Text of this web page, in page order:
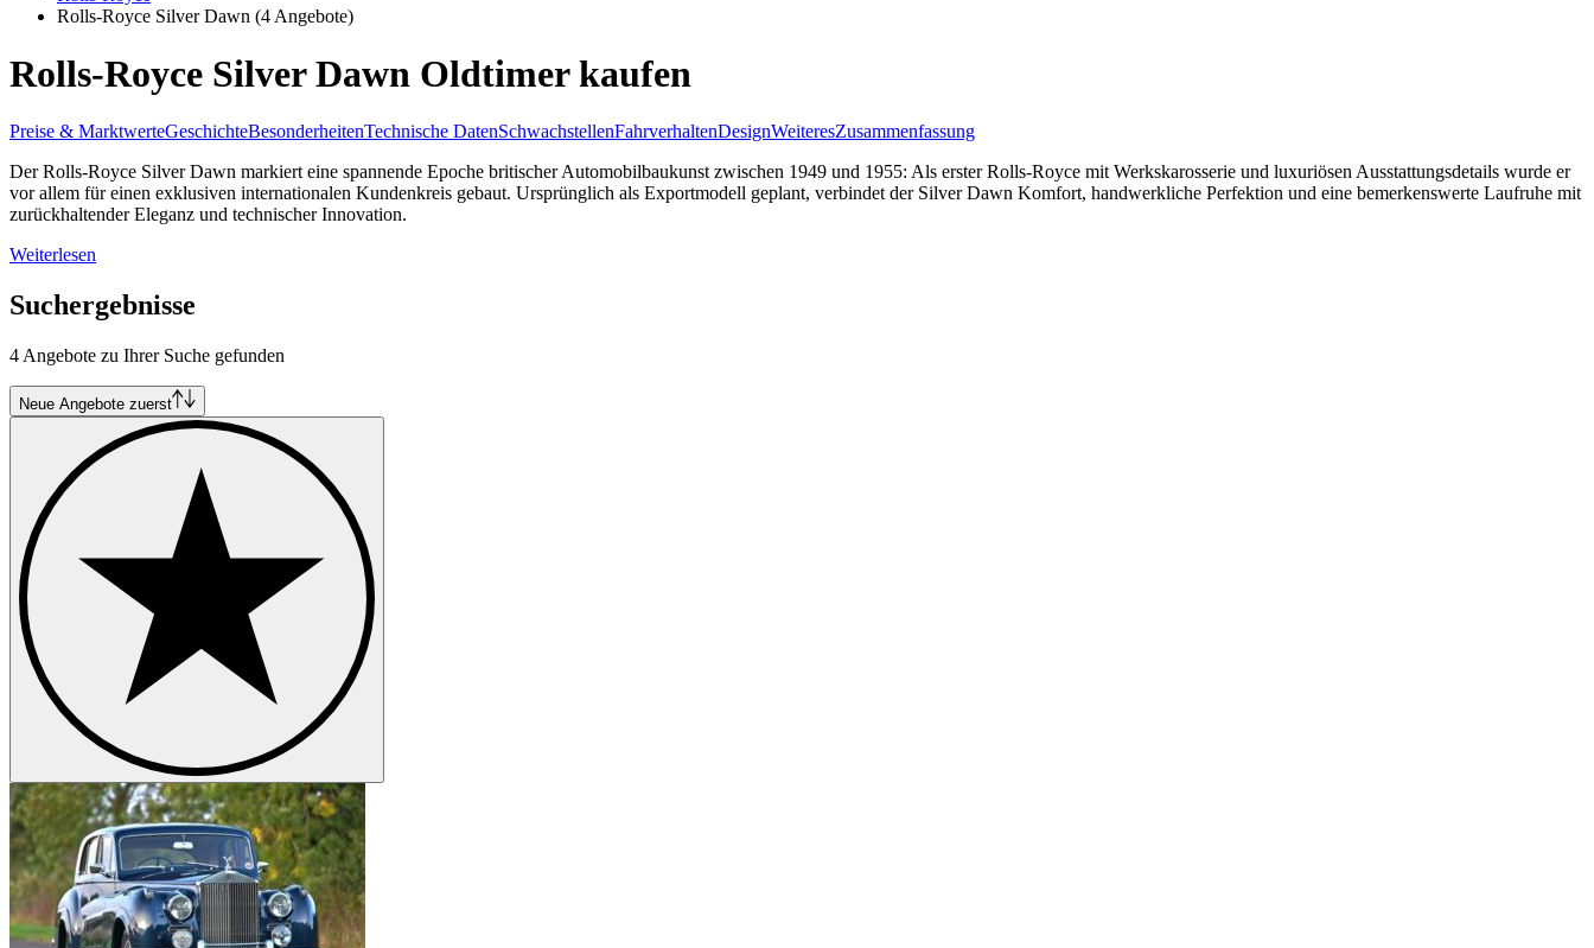
Rolls-Royce Silver Dawn (4 Angebote)
Rolls-Royce Silver Dawn Oldtimer kaufen
Preise & MarktwerteGeschichteBesonderheitenTechnische DatenSchwachstellenFahrverhaltenDesignWeiteresZusammenfassung
Der Rolls-Royce Silver Dawn markiert eine spannende Epoche britischer Automobilbaukunst zwischen 1949 und 1955: Als erster Rolls-Royce mit Werkskarosserie und luxuriösen Ausstattungsdetails wurde er
vor allem für einen exklusiven internationalen Kundenkreis gebaut. Ursprünglich als Exportmodell geplant, verbindet der Silver Dawn Komfort, handwerkliche Perfektion und eine bemerkenswerte Laufruhe mit
zurückhaltender Eleganz und technischer Innovation.
Weiterlesen
Suchergebnisse
4 Angebote zu Ihrer Suche gefunden
Neue Angebote zuerst